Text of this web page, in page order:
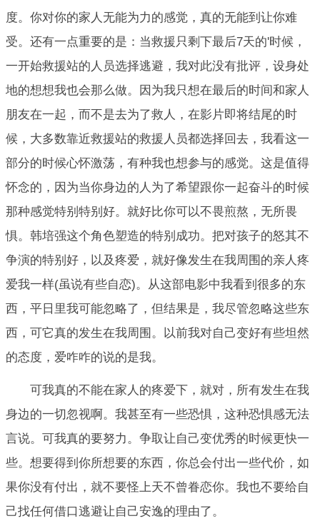
度。你对你的家人无能为力的感觉，真的无能到让你难
受。还有一点重要的是：当救援只剩下最后7天的'时候，
一开始救援站的人员选择逃避，我对此没有批评，设身处
地的想想我也会那么做。因为我只想在最后的时间和家人
朋友在一起，而不是去为了救人，在影片即将结尾的时
候，大多数靠近救援站的救援人员都选择回去，我看这一
部分的时候心怀激荡，有种我也想参与的感觉。这是值得
怀念的，因为当你身边的人为了希望跟你一起奋斗的时候
那种感觉特别特别好。就好比你可以不畏煎熬，无所畏
惧。韩培强这个角色塑造的特别成功。把对孩子的怒其不
争演的特别好，以及疼爱，就好像发生在我周围的亲人疼
爱我一样(虽说有些自恋)。从这部电影中我看到很多的东
西，平日里我可能忽略了，但结果是，我尽管忽略这些东
西，可它真的发生在我周围。以前我对自己变好有些坦然
的态度，爱咋咋的说的是我。
可我真的不能在家人的疼爱下，就对，所有发生在我
身边的一切忽视啊。我甚至有一些恐惧，这种恐惧感无法
言说。可我真的要努力。争取让自己变优秀的时候更快一
些。想要得到你所想要的东西，你总会付出一些代价，如
果你没有付出，就不要怪上天不曾眷恋你。我也不要给自
己找任何借口逃避让自己安逸的理由了。